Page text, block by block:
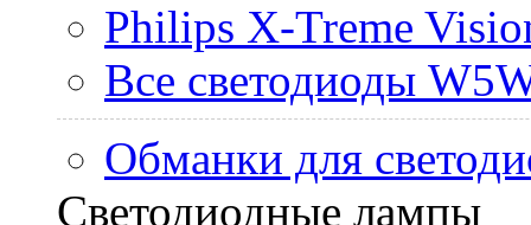
Philips X-Treme
Все светодиоды
Обманки для
Светодиодные лампы